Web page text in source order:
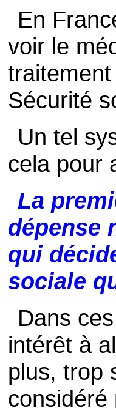
En
voir le
Sécurité
Un tel
cela pour
La
dépense
qui
sociale
Dans
intérêt à
plus, trop
considéré